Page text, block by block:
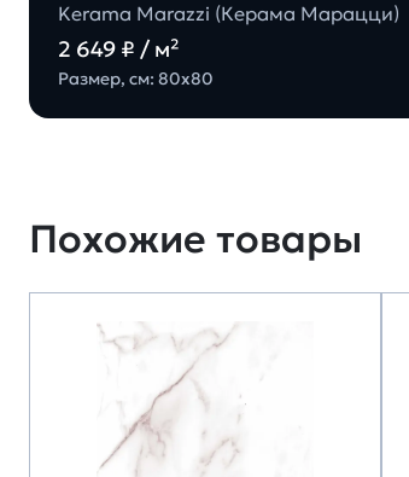
Kerama Marazzi (Керама Марацци)
2 649 ₽ / м²
Размер, см: 80х80
Похожие товары